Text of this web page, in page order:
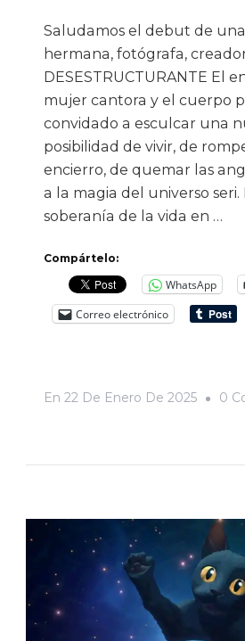
Saludamos el debut de
hermana, fotógrafa,
DESESTRUCTURANTE El
mujer cantora y el cuerpo
convidado a esculcar una
posibilidad de vivir, de
encierro, de quemar las
a la magia del universo
soberanía de la vida en …
Compártelo:
WhatsApp
Correo electrónico
En 22 De Enero De 2025 0